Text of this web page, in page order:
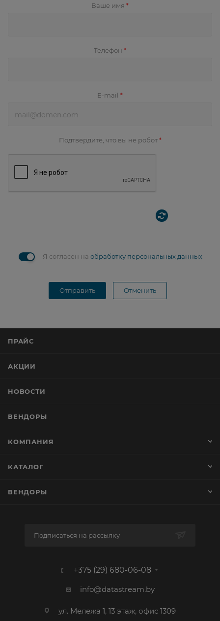
Ваше имя *
Телефон *
E-mail *
Подтвердите, что вы не робот *
Я согласен на обработку персональных данных
Отправить Отменить
ПРАЙС
АКЦИИ
НОВОСТИ
ВЕНДОРЫ
КОМПАНИЯ
КАТАЛОГ
ВЕНДОРЫ
Подписаться на рассылку
+375 (29) 680-06-08
info@datastream.by
ул. Мележа 1, 13 этаж, офис 1309